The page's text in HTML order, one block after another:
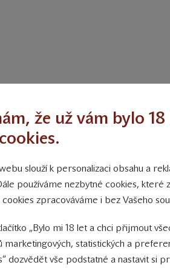
proto prosím v průběhu prosince
pracovních dnech po
a zaplacených do středy
že už vám bylo
slouží k personalizaci obsahu a
používáme nezbytné cookies, které
zpracováváme i bez Vašeho
„Bylo mi 18 let a chci přijmout
marketingových, statistických a
dozvědět vše podstatné a nastavit si